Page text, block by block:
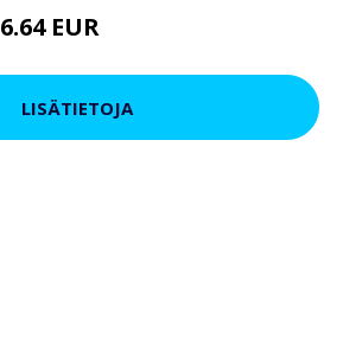
6.64 EUR
LISÄTIETOJA